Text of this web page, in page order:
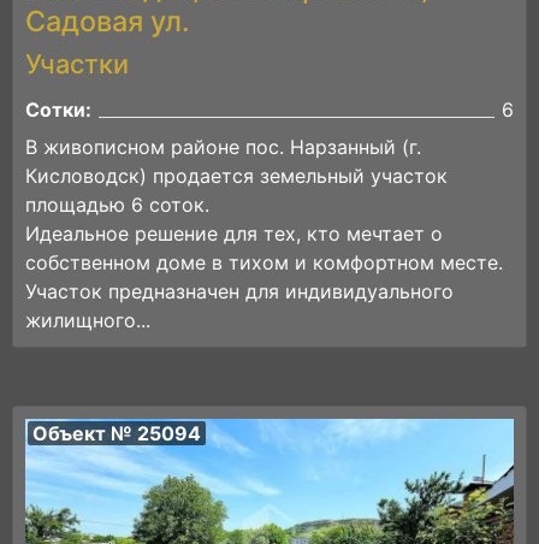
Садовая ул.
Участки
Сотки:
6
В живописном районе пос. Нарзанный (г.
Кисловодск) продается земельный участок
площадью 6 соток.
Идеальное решение для тех, кто мечтает о
собственном доме в тихом и комфортном месте.
Участок предназначен для индивидуального
жилищного...
Объект № 25094